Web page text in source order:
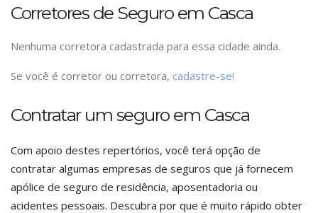
Corretores de Seguro em Casca
Nenhuma corretora cadastrada para essa cidade ainda.
Se você é corretor ou corretora, cadastre-se!
Contratar um seguro em Casca
Com apoio destes repertórios, você terá opção de
contratar algumas empresas de seguros que já fornecem
apólice de seguro de residência, aposentadoria ou
acidentes pessoais. Descubra por que é muito rápido obter